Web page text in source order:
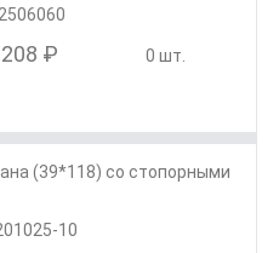
₽ 0 шт.
(39*118) со стопорными
10